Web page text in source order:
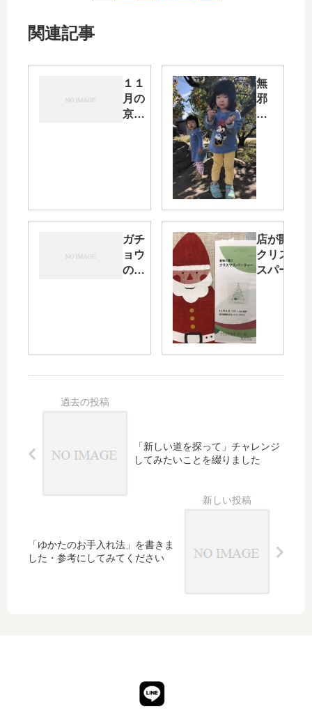
関連記事
１１
月の
京
こと
とは
無
邪
気
な
孫
と
遊
ぶ
間
の
中
で
の
社
に
て
い
ガチ
ョウ
の顔
そし
夢を
店が開く
クリスマ
スパーテ
は・・・
「新しい道を探って」チャレンジ
してみたいことを綴りました
「ゆかたのお手入れ法」を書きま
した・参考にしてみてください